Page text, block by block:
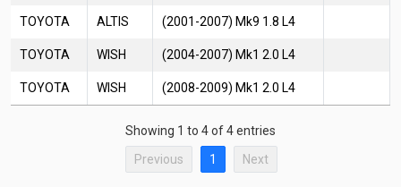
TOYOTA ALTIS (2001-2007) Mk9 1.8 L4
TOYOTA WISH (2004-2007) Mk1 2.0 L4
TOYOTA WISH (2008-2009) Mk1 2.0 L4
Showing 1 to 4 of 4 entries
Previous 1 Next